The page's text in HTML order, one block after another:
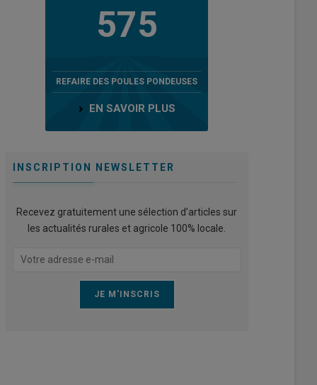
575
REFAIRE DES POULES PONDEUSES
EN SAVOIR PLUS
INSCRIPTION NEWSLETTER
Recevez gratuitement une sélection d’articles sur
les actualités rurales et agricole 100% locale.